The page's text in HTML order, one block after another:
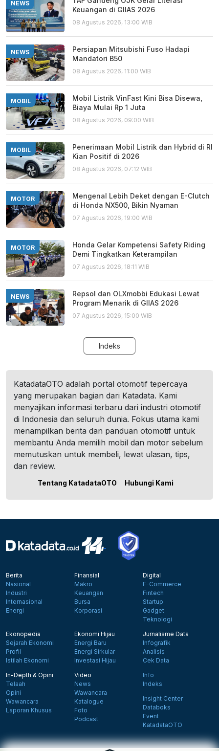
NEWS
Keuangan di GIIAS 2026
08 Agustus 2026, 13:00 WIB
NEWS
Persiapan Mitsubishi Fuso Hadapi
Mandatori B50
08 Agustus 2026, 11:00 WIB
MOBIL
Mobil Listrik VinFast Kini Bisa Disewa,
Biaya Mulai Rp 1 Juta
08 Agustus 2026, 09:00 WIB
MOBIL
Penerimaan Mobil Listrik dan Hybrid di RI
Kian Positif di 2026
08 Agustus 2026, 07:12 WIB
MOTOR
Mengenal Lebih Deket dengan E-Clutch
di Honda NX500, Bikin Nyaman
07 Agustus 2026, 19:00 WIB
MOTOR
Honda Gelar Kompetensi Safety Riding
Demi Tingkatkan Keterampilan
07 Agustus 2026, 18:11 WIB
NEWS
Repsol dan OLXmobbi Edukasi Lewat
Program Menarik di GIIAS 2026
07 Agustus 2026, 15:00 WIB
Indeks
KatadataOTO adalah portal otomotif tepercaya
yang merupakan bagian dari Katadata. Kami
menyajikan informasi terbaru dari industri otomotif
di Indonesia dan seluruh dunia. Fokus utama kami
menampilkan berita dan panduan otomotif untuk
membantu Anda memilih mobil dan motor sebelum
memutuskan untuk membeli, lewat ulasan, tips,
dan review.
Tentang KatadataOTO Hubungi Kami
Berita
Nasional
Industri
Internasional
Energi
Finansial
Makro
Keuangan
Bursa
Korporasi
Digital
E-Commerce
Fintech
Startup
Gadget
Teknologi
Ekonopedia
Sejarah Ekonomi
Profil
Istilah Ekonomi
Ekonomi Hijau
Energi Baru
Energi Sirkular
Investasi Hijau
Jurnalisme Data
Infografik
Analisis
Cek Data
In-Depth & Opini
Telaah
Opini
Wawancara
Laporan Khusus
Video
News
Wawancara
Katalogue
Foto
Podcast
Info
Indeks
Insight Center
Databoks
Event
KatadataOTO